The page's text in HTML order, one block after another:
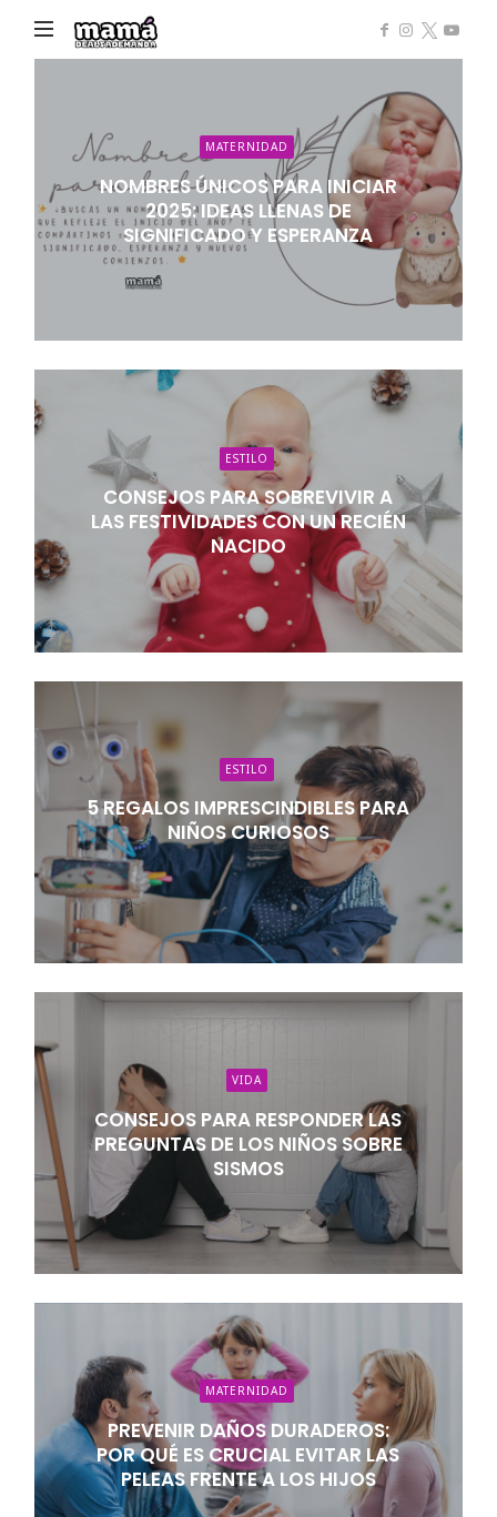
de
Demanda
MATERNIDAD
NOMBRES ÚNICOS PARA INICIAR
2025: IDEAS LLENAS DE
SIGNIFICADO Y ESPERANZA
ESTILO
CONSEJOS PARA SOBREVIVIR A
LAS FESTIVIDADES CON UN RECIÉN
NACIDO
ESTILO
5 REGALOS IMPRESCINDIBLES PARA
NIÑOS CURIOSOS
VIDA
CONSEJOS PARA RESPONDER LAS
PREGUNTAS DE LOS NIÑOS SOBRE
SISMOS
MATERNIDAD
PREVENIR DAÑOS DURADEROS:
POR QUÉ ES CRUCIAL EVITAR LAS
PELEAS FRENTE A LOS HIJOS